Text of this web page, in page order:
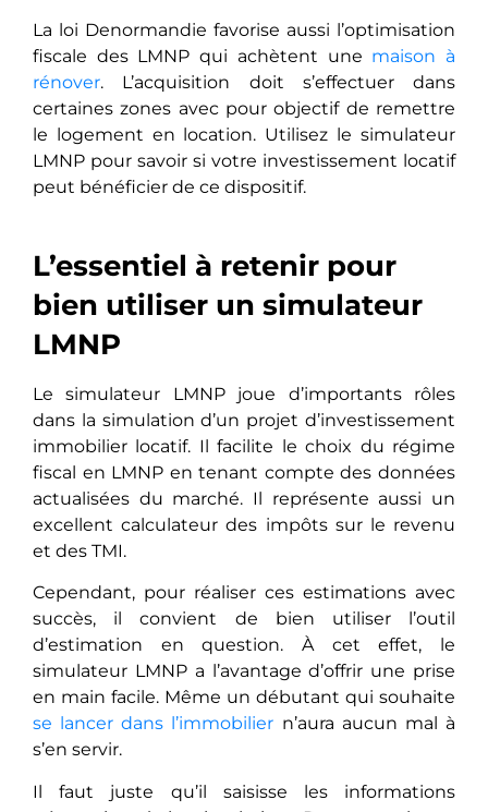
La loi Denormandie favorise aussi l’optimisation
fiscale des LMNP qui achètent une maison à
rénover. L’acquisition doit s’effectuer dans
certaines zones avec pour objectif de remettre
le logement en location. Utilisez le simulateur
LMNP pour savoir si votre investissement locatif
peut bénéficier de ce dispositif.
L’essentiel à retenir pour
bien utiliser un simulateur
LMNP
Le simulateur LMNP joue d’importants rôles
dans la simulation d’un projet d’investissement
immobilier locatif. Il facilite le choix du régime
fiscal en LMNP en tenant compte des données
actualisées du marché. Il représente aussi un
excellent calculateur des impôts sur le revenu
et des TMI.
Cependant, pour réaliser ces estimations avec
succès, il convient de bien utiliser l’outil
d’estimation en question. À cet effet, le
simulateur LMNP a l’avantage d’offrir une prise
en main facile. Même un débutant qui souhaite
se lancer dans l’immobilier n’aura aucun mal à
s’en servir.
Il faut juste qu’il saisisse les informations